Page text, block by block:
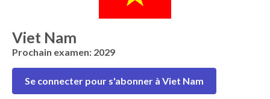
Viet Nam
Prochain examen: 2029
Se connecter pour s'abonner à Viet Nam